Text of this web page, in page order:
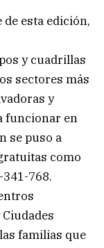
esta edición,
y cuadrillas
sectores más
y
funcionar en
se puso a
como
768.
familias que